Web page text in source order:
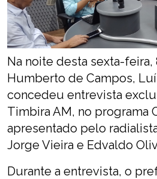
Na noite desta sexta-
Humberto de Campos,
concedeu entrevista
Timbira AM, no programa
apresentado pelo
Jorge Vieira e Edvaldo
Durante a entrevista, o